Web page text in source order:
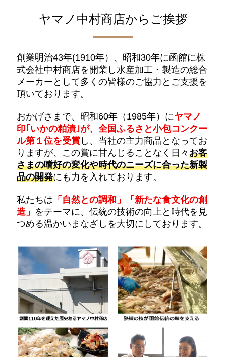
ヤマノ中村商店からご挨拶
創業明治43年(1910年）、昭和30年に函館に株
式会社中村商店を開業し水産加工・製造の総合
メーカーとして多くの皆様のご協力とご支援を
頂いております。
おかげさまで、昭和60年（1985年）にヤマノ
印｢いかの粕漬｣が、全国ふるさと小包コンクー
ル第１位を受賞 し、当社の主力商品となってお
りますが、この賞に甘んじることなく日々お客
さまの嗜好の変化や時代のニーズに合った新製
品の開発にも力を入れております。
私たちは 「自然との調和」
「新たな食文化の創
造」 をテーマに、伝統の技術の向上と時代を見
つめる温かいまなざしを大切にしております。